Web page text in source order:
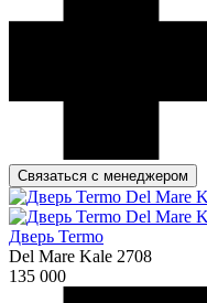
Связаться с менеджером
Дверь Termo
Del Mare Kale 2708
135 000